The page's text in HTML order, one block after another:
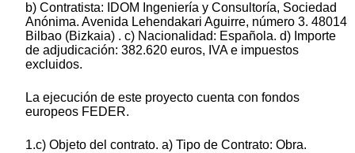
b) Contratista: IDOM Ingeniería y Consultoría, Sociedad
Anónima. Avenida Lehendakari Aguirre, número 3. 48014
Bilbao (Bizkaia) . c) Nacionalidad: Española. d) Importe
de adjudicación: 382.620 euros, IVA e impuestos
excluidos.
La ejecución de este proyecto cuenta con fondos
europeos FEDER.
1.c) Objeto del contrato. a) Tipo de Contrato: Obra.